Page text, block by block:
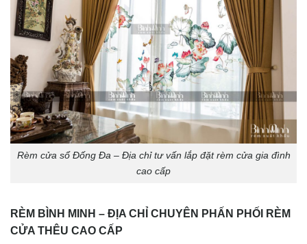
Rèm cửa sổ Đống Đa – Địa chỉ tư vấn lắp đặt rèm cửa gia đình
cao cấp
RÈM BÌNH MINH – ĐỊA CHỈ CHUYÊN PHẤN PHỐI RÈM
CỬA THÊU CAO CẤP